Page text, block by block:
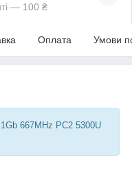
— 100 ₴
Оплата Умови
667MHz PC2 5300U